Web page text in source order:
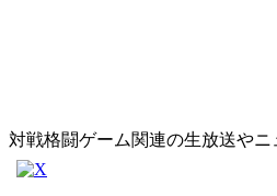
対戦格闘ゲーム関連の生放送や